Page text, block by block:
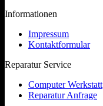
Informationen
Impressum
Kontaktformular
Reparatur Service
Computer Werkstatt
Reparatur Anfrage